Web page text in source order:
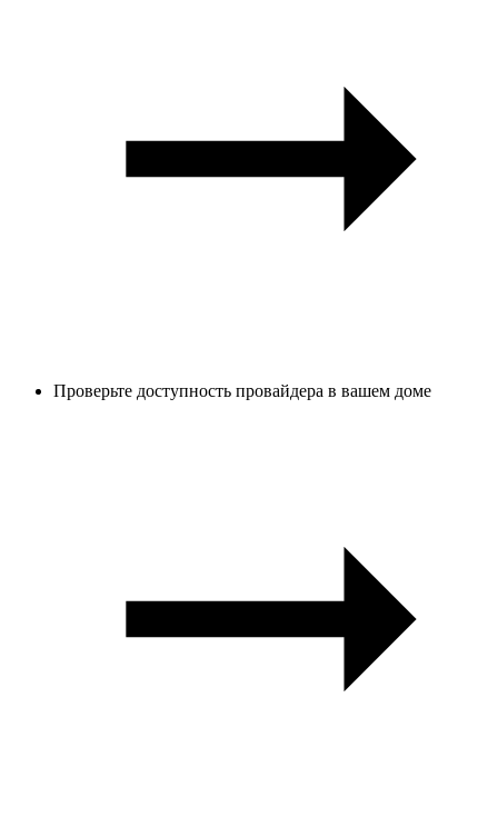
Проверьте доступность провайдера в вашем доме